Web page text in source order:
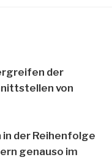
der
von
der Reihenfolge
genauso im